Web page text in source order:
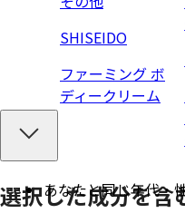
選択した成分を含
SHISEIDO
ファーミング ボ
ディークリーム
あなたと同じ年代・